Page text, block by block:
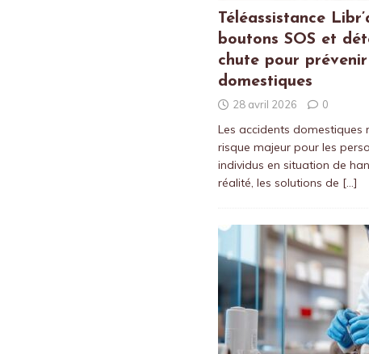
Téléassistance
boutons SOS et
chute pour
domestiques
28 avril 2026 0
Les accidents domestiques
risque majeur pour les
individus en situation de
réalité, les solutions de […]